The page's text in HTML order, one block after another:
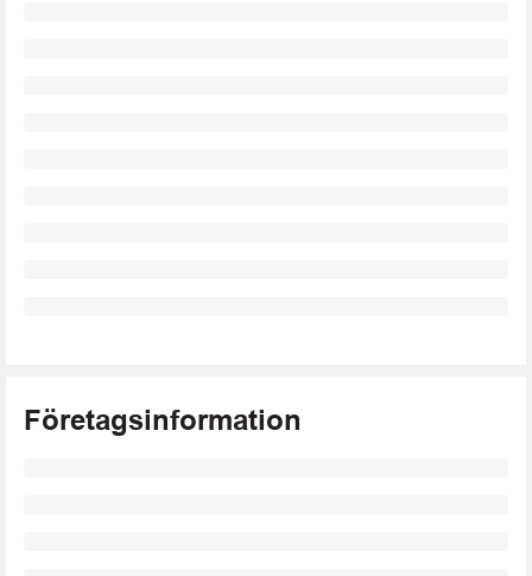
Företagsinformation